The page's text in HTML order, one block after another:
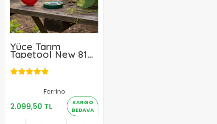
Yüce Tarım
Tapetool New 8108
Manuel Bitki
Bağlama
Tabancası
Ferrino
2.099,50 TL
KARGO
BEDAVA
2.099,50 TL
Sepete Ekle